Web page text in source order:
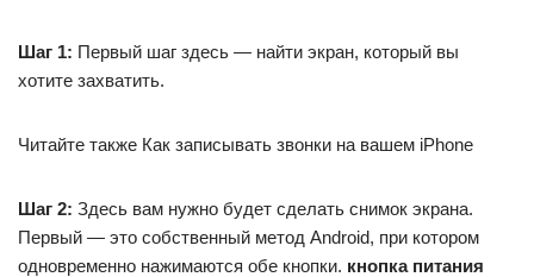
Шаг 1: Первый шаг здесь — найти экран, который вы
хотите захватить.
Читайте также Как записывать звонки на вашем iPhone
Шаг 2: Здесь вам нужно будет сделать снимок экрана.
Первый — это собственный метод Android, при котором
одновременно нажимаются обе кнопки. кнопка питания